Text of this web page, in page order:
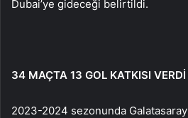
Dubai’ye gideceği belirtildi.
34 MAÇTA 13 GOL KATKISI VERDİ
2023-2024 sezonunda